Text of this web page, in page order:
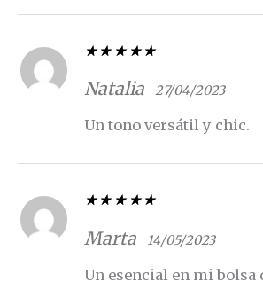
5de 5
Natalia 27/04/2023
Un tono versátil y chic.
5de 5
Marta 14/05/2023
Un esencial en mi bolsa